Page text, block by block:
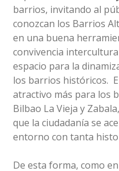
barrios, invitando al
conozcan los Barrios
en una buena
convivencia
espacio para la
los barrios históricos.
atractivo más para los
Bilbao La Vieja y
que la ciudadanía se
entorno con tanta
De esta forma, como